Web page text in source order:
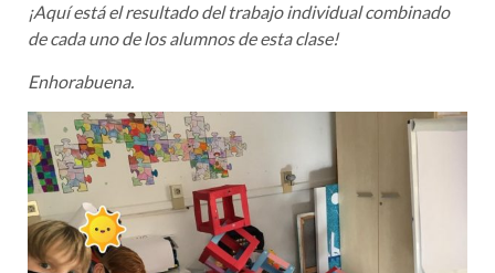
¡Aquí está el resultado del trabajo individual combinado
de cada uno de los alumnos de esta clase!
Enhorabuena.